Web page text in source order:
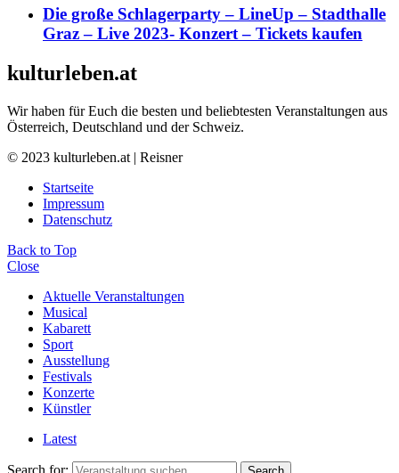
Die große Schlagerparty – LineUp – Stadthalle
Graz – Live 2023- Konzert – Tickets kaufen
kulturleben.at
Wir haben für Euch die besten und beliebtesten Veranstaltungen aus
Österreich, Deutschland und der Schweiz.
© 2023 kulturleben.at | Reisner
Startseite
Impressum
Datenschutz
Back to Top
Close
Aktuelle Veranstaltungen
Musical
Kabarett
Sport
Ausstellung
Festivals
Konzerte
Künstler
Latest
Search for: